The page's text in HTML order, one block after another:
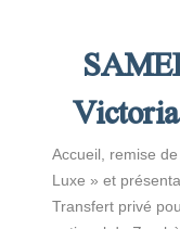
Accueil, remise
Luxe » et
Transfert privé